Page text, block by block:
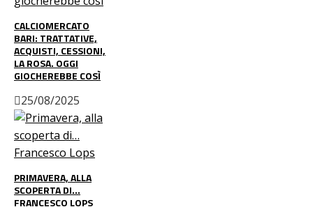
CALCIOMERCATO
BARI: TRATTATIVE,
ACQUISTI, CESSIONI,
LA ROSA. OGGI
GIOCHEREBBE COSÌ
25/08/2025
PRIMAVERA, ALLA
SCOPERTA DI…
FRANCESCO LOPS